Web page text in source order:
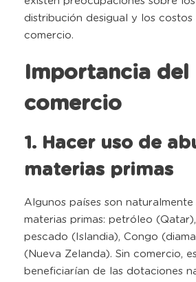
distribución desigual y los costos
comercio.
Importancia del
comercio
1. Hacer uso de
materias primas
Algunos países son
materias primas: petróleo
pescado (Islandia), Congo
(Nueva Zelanda). Sin comercio,
beneficiarían de las dotaciones